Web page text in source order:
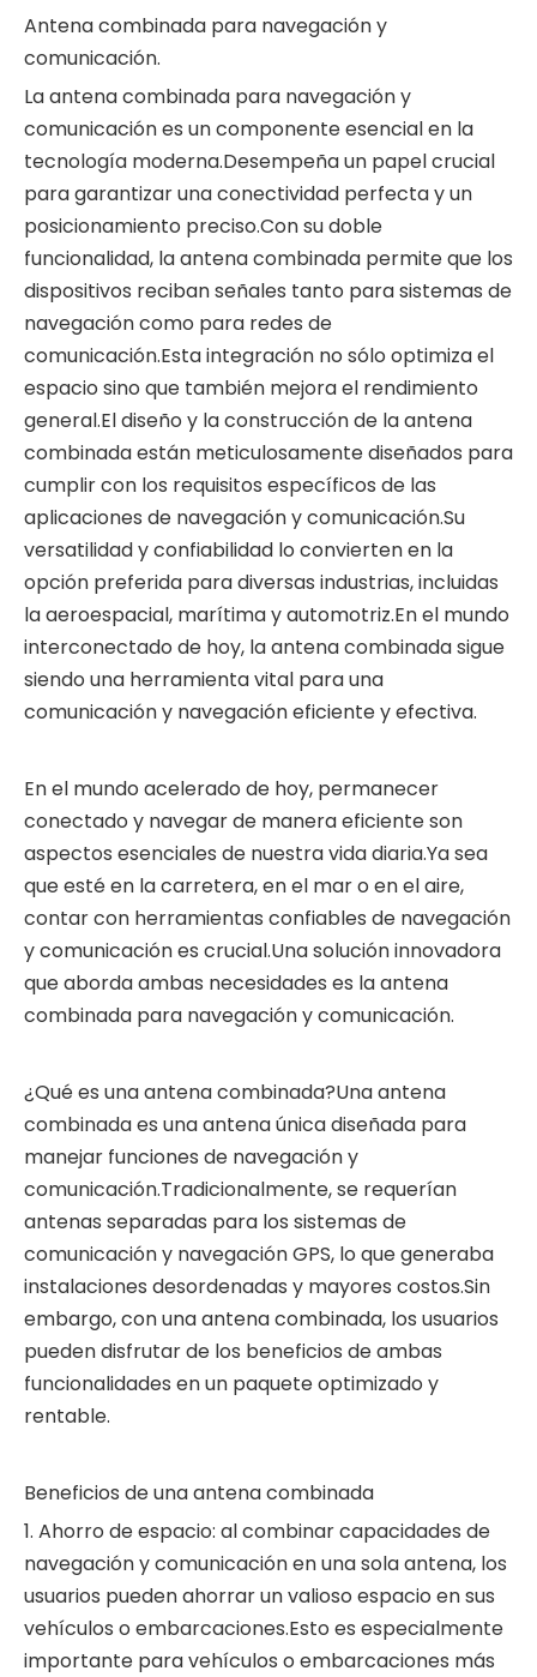
Antena combinada para navegación y
comunicación.
La antena combinada para navegación y
comunicación es un componente esencial en la
tecnología moderna.Desempeña un papel crucial
para garantizar una conectividad perfecta y un
posicionamiento preciso.Con su doble
funcionalidad, la antena combinada permite que los
dispositivos reciban señales tanto para sistemas de
navegación como para redes de
comunicación.Esta integración no sólo optimiza el
espacio sino que también mejora el rendimiento
general.El diseño y la construcción de la antena
combinada están meticulosamente diseñados para
cumplir con los requisitos específicos de las
aplicaciones de navegación y comunicación.Su
versatilidad y confiabilidad lo convierten en la
opción preferida para diversas industrias, incluidas
la aeroespacial, marítima y automotriz.En el mundo
interconectado de hoy, la antena combinada sigue
siendo una herramienta vital para una
comunicación y navegación eficiente y efectiva.
En el mundo acelerado de hoy, permanecer
conectado y navegar de manera eficiente son
aspectos esenciales de nuestra vida diaria.Ya sea
que esté en la carretera, en el mar o en el aire,
contar con herramientas confiables de navegación
y comunicación es crucial.Una solución innovadora
que aborda ambas necesidades es la antena
combinada para navegación y comunicación.
¿Qué es una antena combinada?Una antena
combinada es una antena única diseñada para
manejar funciones de navegación y
comunicación.Tradicionalmente, se requerían
antenas separadas para los sistemas de
comunicación y navegación GPS, lo que generaba
instalaciones desordenadas y mayores costos.Sin
embargo, con una antena combinada, los usuarios
pueden disfrutar de los beneficios de ambas
funcionalidades en un paquete optimizado y
rentable.
Beneficios de una antena combinada
1. Ahorro de espacio: al combinar capacidades de
navegación y comunicación en una sola antena, los
usuarios pueden ahorrar un valioso espacio en sus
vehículos o embarcaciones.Esto es especialmente
importante para vehículos o embarcaciones más